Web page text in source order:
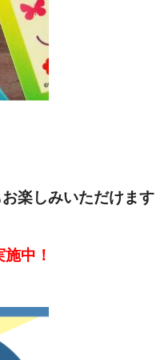
お楽しみいただけま
中！